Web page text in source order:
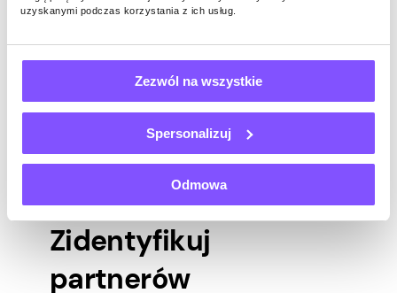
uzyskanymi podczas korzystania z ich usług.
Zezwól na wszystkie
Spersonalizuj
Odmowa
Niektórzy właściciele nieruchomości wolą
znalezieniem nabywców. Zwróć uwagę na
domy, które są dostępne do wynajęcia w
właściciele przeprowadzają się i mogą być
zainteresowani kupnem domów w innym
Zidentyfikuj
partnerów